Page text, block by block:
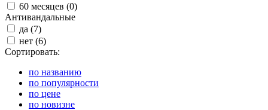
60 месяцев (0)
Антивандальные
да (7)
нет (6)
Сортировать:
по названию
по популярности
по цене
по новизне